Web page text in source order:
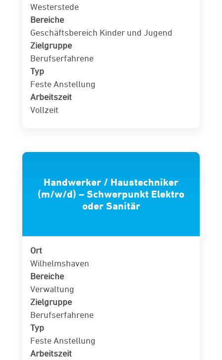
Westerstede
Bereiche
Geschäftsbereich Kinder und Jugend
Zielgruppe
Berufserfahrene
Typ
Feste Anstellung
Arbeitszeit
Vollzeit
Handwerker / Haustechniker
(m/w/d) – Schwerpunkt Elektro
oder Sanitär
Ort
Wilhelmshaven
Bereiche
Verwaltung
Zielgruppe
Berufserfahrene
Typ
Feste Anstellung
Arbeitszeit